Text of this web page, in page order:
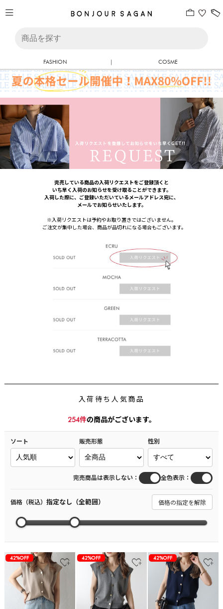
FASHION | COSME
完売している商品の入荷リクエストをご登録頂くと
いち早く入荷のお知らせを受け取ることができます。
入荷した際に、ご登録いただいているメールアドレス宛に、
メールでお知らせいたします。
※入荷リクエストは予約やお取り置きではございません。
ご注文が集中した場合、商品が品切れになる場合もございます。
入荷待ち人気商品
254件の商品がございます。
ソート 販売形態 性別
完売商品は表示しない ： 全色表示 ：
価格（税込） 指定なし（全範囲） 価格の指定を解除
42%OFF 42%OFF 42%OFF